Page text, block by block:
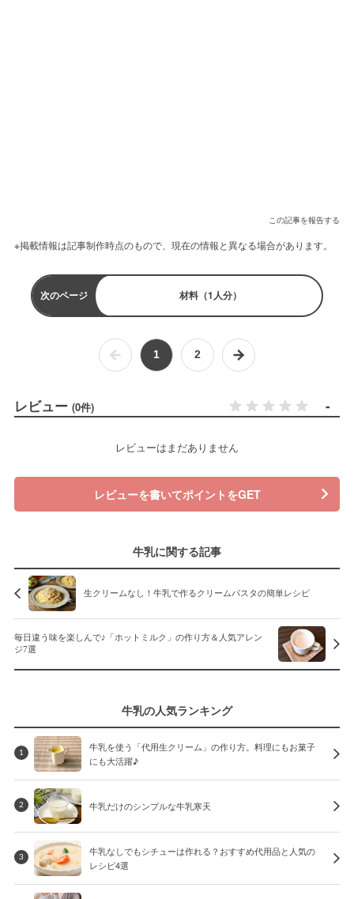
この記事を報告する
※掲載情報は記事制作時点のもので、現在の情報と異なる場合があります。
次のページ 材料（1人分）
1 2
レビュー (0件) -
レビューはまだありません
レビューを書いてポイントをGET
牛乳に関する記事
生クリームなし！牛乳で作るクリームパスタの簡単レシピ
毎日違う味を楽しんで♪「ホットミルク」の作り方＆人気アレン
ジ7選
牛乳の人気ランキング
1
牛乳を使う「代用生クリーム」の作り方。料理にもお菓子
にも大活躍♪
2 牛乳だけのシンプルな牛乳寒天
3
牛乳なしでもシチューは作れる？おすすめ代用品と人気の
レシピ4選